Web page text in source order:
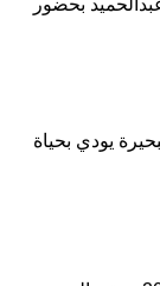
بحضور
يودي بحياة